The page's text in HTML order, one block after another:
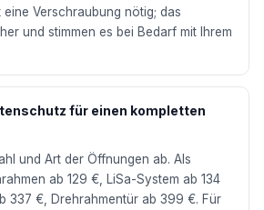
Verschraubung nötig; das
und stimmen es bei Bedarf mit Ihrem
für einen kompletten
und Art der Öffnungen ab. Als
ab 129 €, LiSa-System ab 134
337 €, Drehrahmentür ab 399 €. Für